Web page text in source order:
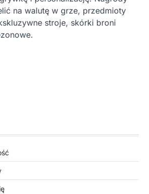
na walutę w grze, przedmioty
stroje, skórki broni